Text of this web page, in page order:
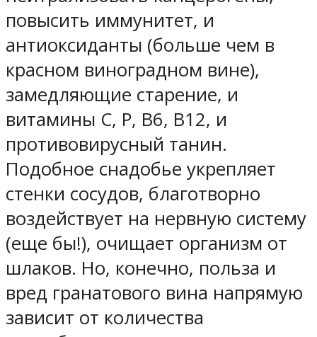
повысить иммунитет, и
антиоксиданты (больше чем в
красном виноградном вине),
замедляющие старение, и
витамины С, P, B6, B12, и
противовирусный танин.
Подобное снадобье укрепляет
стенки сосудов, благотворно
воздействует на нервную систему
(еще бы!), очищает организм от
шлаков. Но, конечно, польза и
вред гранатового вина напрямую
зависит от количества